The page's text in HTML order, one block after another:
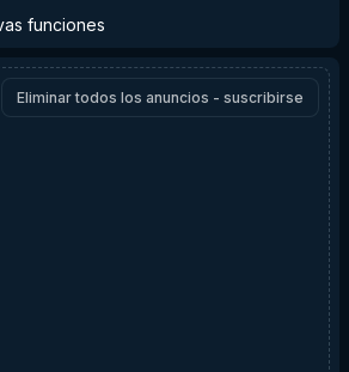
funciones
Eliminar todos los anuncios - suscribirse